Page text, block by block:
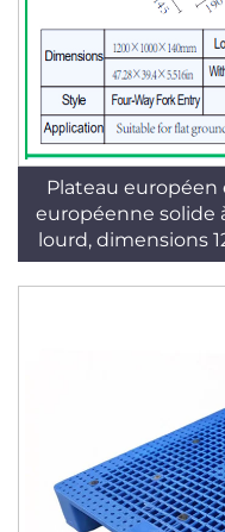
Plateau européen
européenne solide
lourd, dimensions
face, entrée